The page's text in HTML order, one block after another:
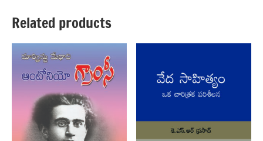
Related products